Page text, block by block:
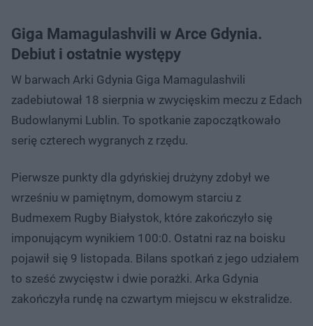
Giga Mamagulashvili w Arce Gdynia.
Debiut i ostatnie występy
W barwach Arki Gdynia Giga Mamagulashvili
zadebiutował 18 sierpnia w zwycięskim meczu z Edach
Budowlanymi Lublin. To spotkanie zapoczątkowało
serię czterech wygranych z rzędu.
Pierwsze punkty dla gdyńskiej drużyny zdobył we
wrześniu w pamiętnym, domowym starciu z
Budmexem Rugby Białystok, które zakończyło się
imponującym wynikiem 100:0. Ostatni raz na boisku
pojawił się 9 listopada. Bilans spotkań z jego udziałem
to sześć zwycięstw i dwie porażki. Arka Gdynia
zakończyła rundę na czwartym miejscu w ekstralidze.